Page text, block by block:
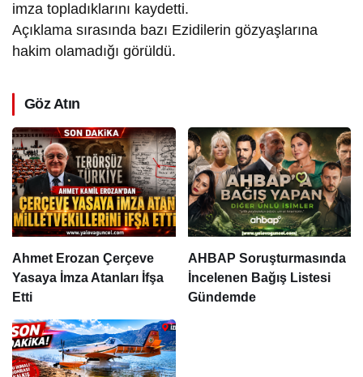
imza topladıklarını kaydetti.
Açıklama sırasında bazı Ezidilerin gözyaşlarına
hakim olamadığı görüldü.
Göz Atın
Ahmet Erozan Çerçeve
Yasaya İmza Atanları İfşa
Etti
AHBAP Soruşturmasında
İncelenen Bağış Listesi
Gündemde